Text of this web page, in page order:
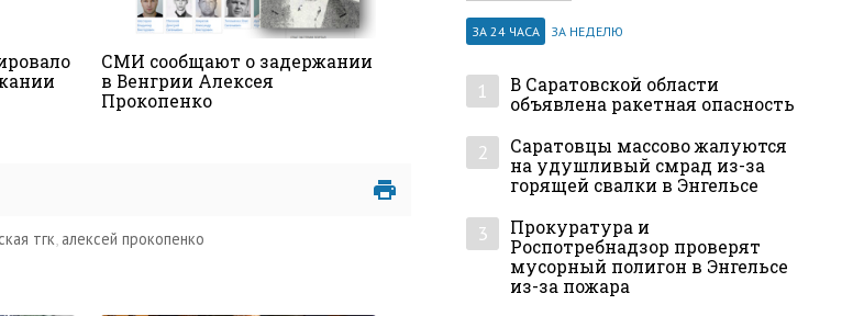
СМИ сообщают о задержании
в Венгрии Алексея
Прокопенко
тгк, алексей прокопенко
ЗА 24 ЧАСА ЗА НЕДЕЛЮ
1
В Саратовской области
объявлена ракетная опасность
2
Саратовцы массово жалуются
на удушливый смрад из-за
горящей свалки в Энгельсе
3
Прокуратура и
Роспотребнадзор проверят
мусорный полигон в Энгельсе
из-за пожара